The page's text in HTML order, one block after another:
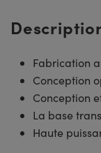
Fabrication
Conception
Conception
La base
Haute